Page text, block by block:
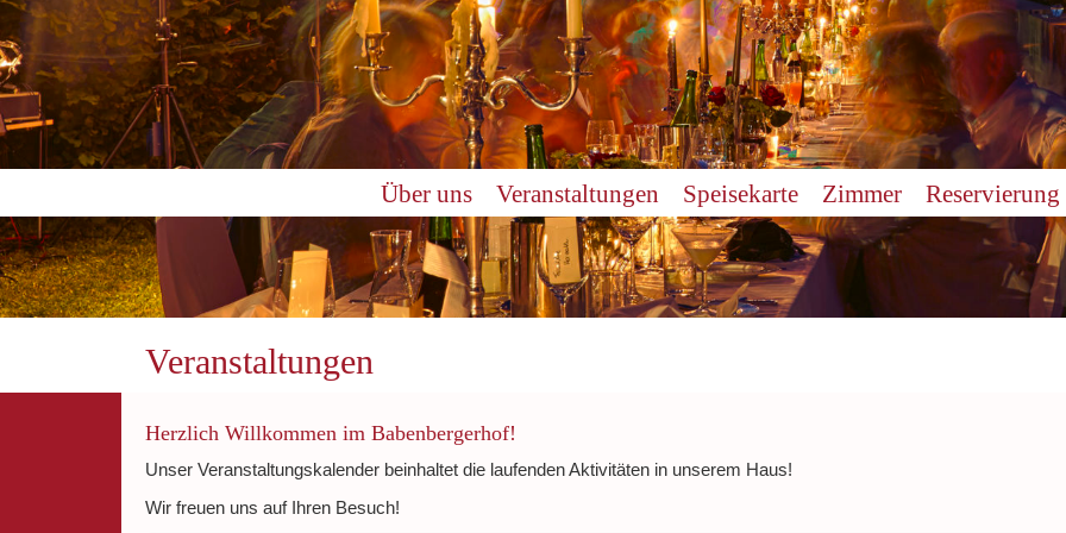
Über uns Veranstaltungen Speisekarte Zimmer Reservierung
Veranstaltungen
Herzlich Willkommen im Babenbergerhof!
Unser Veranstaltungskalender beinhaltet die laufenden Aktivitäten in unserem Haus!
Wir freuen uns auf Ihren Besuch!
0:00
2:00
5:00